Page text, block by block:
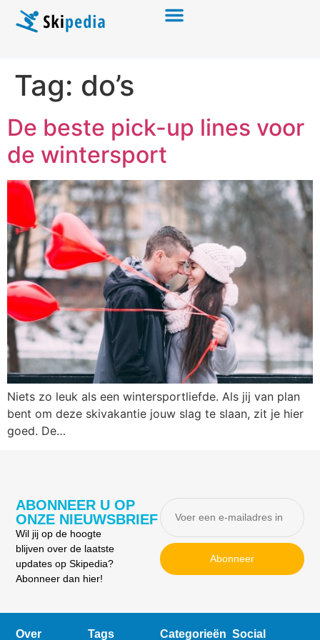
Tag: do’s
De beste pick-up lines voor
de wintersport
Niets zo leuk als een wintersportliefde. Als jij van plan
bent om deze skivakantie jouw slag te slaan, zit je hier
goed. De…
ABONNEER U OP
ONZE NIEUWSBRIEF
Wil jij op de hoogte
blijven over de laatste
updates op Skipedia?
Abonneer dan hier!
Abonneer
Over Tags Categorieën Social